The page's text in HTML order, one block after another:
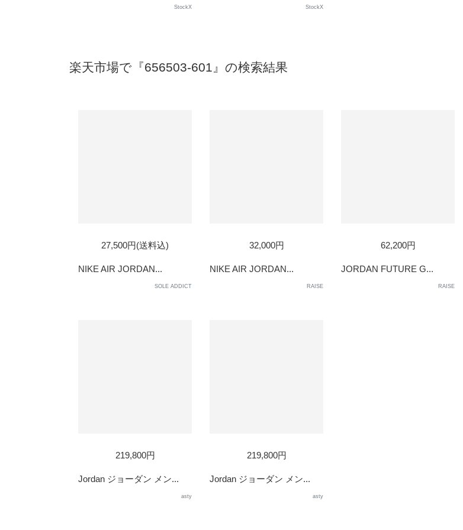
StockX StockX
楽天市場で『656503-601』の検索結果
SOLD
OUT
27,500円(送料込)
NIKE AIR JORDAN...
SOLE ADDICT
SOLD
OUT
32,000円
NIKE AIR JORDAN...
RAISE
62,200円
JORDAN FUTURE G...
RAISE
219,800円
Jordan ジョーダン メン...
asty
219,800円
Jordan ジョーダン メン...
asty